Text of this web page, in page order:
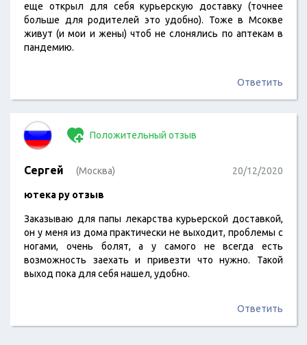
еще открыл для себя курьерскую доставку (точнее
больше для родителей это удобно). Тоже в Мсокве
живут (и мои и жены) чтоб не слонялись по аптекам в
пандемию.
Ответить
Положительный отзыв
Сергей (Москва) 20/12/2020
ютека ру отзыв
Заказываю для папы лекарства курьерской доставкой,
он у меня из дома практически не выходит, проблемы с
ногами, очень болят, а у самого не всегда есть
возможность заехать и привезти что нужно. Такой
выход пока для себя нашел, удобно.
Ответить